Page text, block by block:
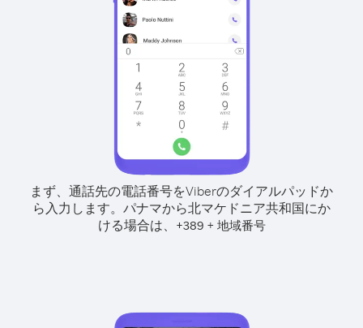
まず、通話先の電話番号をViberのダイアルパッドか
ら入力します。 パナマから北マケドニア共和国にか
ける場合は、
+389 + 地域番号